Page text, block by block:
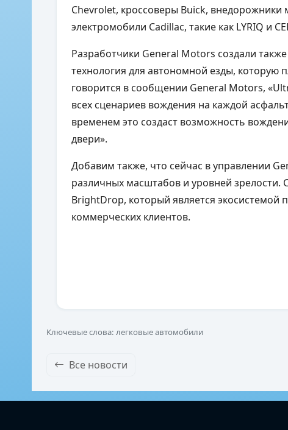
Chevrolet, кроссоверы Buick, внедорожники
электромобили Cadillac, такие как LYRIQ и
Разработчики General Motors создали
технология для автономной езды, которую
говорится в сообщении General Motors,
всех сценариев вождения на каждой
временем это создаст возможность
двери».
Добавим также, что сейчас в управлении
различных масштабов и уровней зрелости.
BrightDrop, который является экосистемой
коммерческих клиентов.
Ключевые слова: легковые автомобили
Все новости